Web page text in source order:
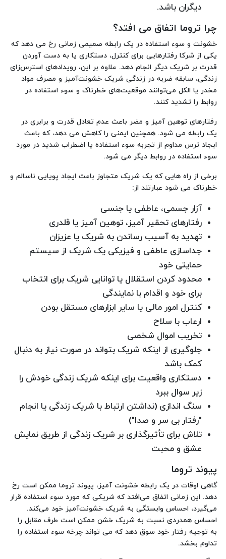
دیگران باشد.
چرا تروما اتفاق می افتد؟
خشونت و سوء استفاده در یک رابطه صمیمی زمانی رخ می دهد که
یکی از شرکا رفتارهایی برای کنترل، دستکاری یا به دست آوردن
قدرت بر شریک دیگر انجام دهد. علاوه بر این، رویدادهای استرس‌زای
زندگی، سابقه ضربه در زندگی شریک خشونت‌آمیز و مصرف مواد
مخدر یا الکل می‌توانند موقعیت‌های خطرناک و سوء استفاده در
روابط را تشدید کنند.
رفتارهای توهین آمیز و مضر باعث عدم تعادل قدرت و برابری در
یک رابطه می شود. همچنین ایمنی را کاهش می دهد، که باعث
ایجاد ترس مداوم از تجربه سوء استفاده یا اضطراب شدید در مورد
سوء استفاده در روابط دیگر می شود.
برخی از راه هایی که یک شریک متجاوز باعث ایجاد پویایی ناسالم و
خطرناک می شود عبارتند از:
آزار جسمی، عاطفی یا جنسی
رفتارهای تحقیر آمیز، توهین آمیز یا قلدری
تهدید به آسیب رساندن به شریک یا عزیزان
جداسازی عاطفی و فیزیکی یک شریک از سیستم
حمایتی خود
محدود کردن استقلال یا توانایی شریک برای انتخاب
برای خود و اقدام با نمایندگی
کنترل امور مالی یا سایر ابزارهای مستقل بودن
ارعاب با سلاح
تخریب اموال شخصی
جلوگیری از اینکه شریک بتواند در صورت نیاز به دنبال
کمک باشد
دستکاری واقعیت برای اینکه شریک زندگی خودش را
زیر سوال ببرد
سنگ اندازی (نداشتن ارتباط با شریک زندگی یا انجام
"رفتار بی سر و صدا")
تلاش برای تأثیرگذاری بر شریک زندگی از طریق نمایش
عشق و محبت
پیوند تروما
گاهی اوقات در یک رابطه خشونت آمیز، پیوند تروما ممکن است رخ
دهد. این زمانی اتفاق می‌افتد که شریکی که مورد سوء استفاده قرار
می‌گیرد، احساس وابستگی به شریک خشونت‌آمیز خود می‌کند.
احساس همدردی نسبت به شریک خشن ممکن است طرف مقابل را
به توجیه رفتار خود سوق دهد که می تواند چرخه سوء استفاده را
تداوم بخشد.